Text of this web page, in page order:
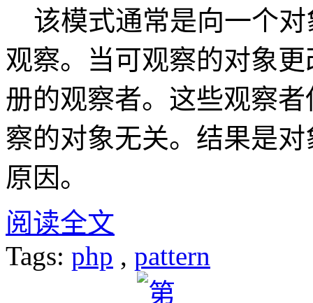
该模式通常是向一个对
观察。当可观察的对象
册的观察者。这些观察
察的对象无关。结果是
原因。
阅读全文
Tags: php , pattern